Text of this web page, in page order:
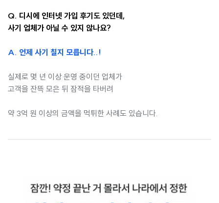
Q. 디시에 인터넷 가입 후기도 있던데,
사기 업체가 아닐 수 있지 않나요?
A. 언제 사기 칠지 모릅니다..!
실제로 몇 년 이상 운영 중이던 업체가
고객을 잔뜩 모은 뒤 잠적을 타버려
약 3억 원 이상의 금액을 먹튀한 사례도 있습니다.